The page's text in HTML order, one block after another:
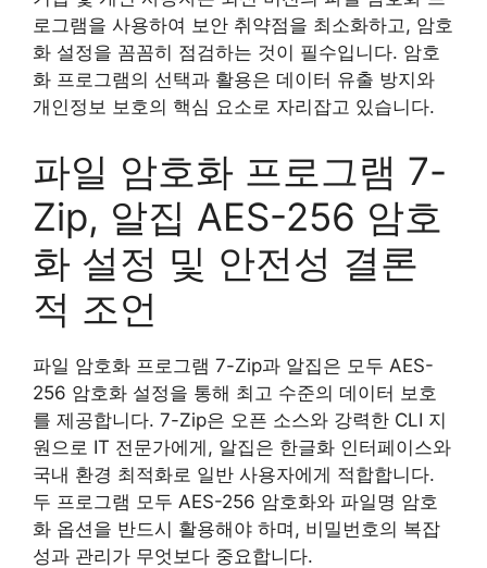
로그램을 사용하여 보안 취약점을 최소화하고, 암호
화 설정을 꼼꼼히 점검하는 것이 필수입니다. 암호
화 프로그램의 선택과 활용은 데이터 유출 방지와
개인정보 보호의 핵심 요소로 자리잡고 있습니다.
파일 암호화 프로그램 7-
Zip, 알집 AES-256 암호
화 설정 및 안전성 결론
적 조언
파일 암호화 프로그램 7-Zip과 알집은 모두 AES-
256 암호화 설정을 통해 최고 수준의 데이터 보호
를 제공합니다. 7-Zip은 오픈 소스와 강력한 CLI 지
원으로 IT 전문가에게, 알집은 한글화 인터페이스와
국내 환경 최적화로 일반 사용자에게 적합합니다.
두 프로그램 모두 AES-256 암호화와 파일명 암호
화 옵션을 반드시 활용해야 하며, 비밀번호의 복잡
성과 관리가 무엇보다 중요합니다.